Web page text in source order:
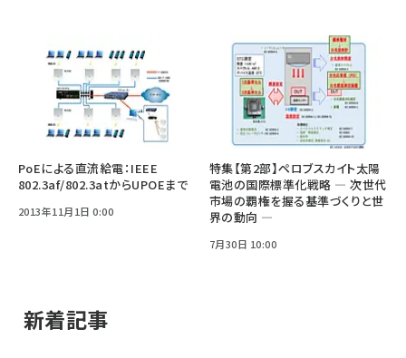
PoEによる直流給電：IEEE
802.3af/802.3atからUPOEまで
2013年11月1日 0:00
特集【第2部】ペロブスカイト太陽
電池の国際標準化戦略 ― 次世代
市場の覇権を握る基準づくりと世
界の動向 ―
7月30日 10:00
新着記事